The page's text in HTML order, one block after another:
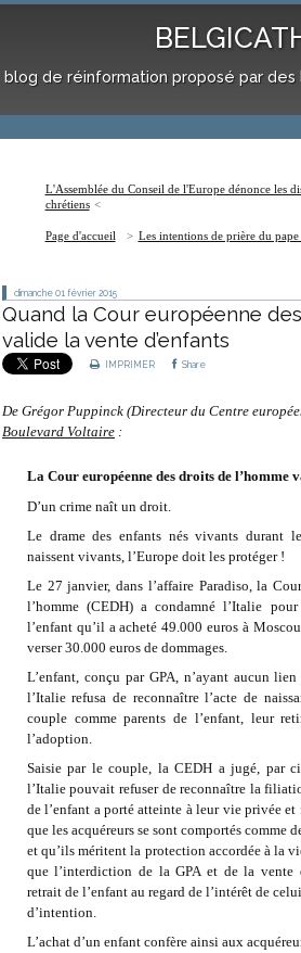
blog de réinformation proposé par
L'Assemblée du Conseil de l'Europe dénonce les
chrétiens
Page d'accueil Les intentions de prière du
dimanche 01 février 2015
Quand la Cour européenne
valide la vente d’enfants
IMPRIMER Share
De Grégor Puppinck (Directeur du Centre
Boulevard Voltaire :
La Cour européenne des droits de l’homme
D’un crime naît un droit.
Le drame des enfants nés vivants durant
naissent vivants, l’Europe doit les protéger !
Le 27 janvier, dans l’affaire Paradiso, la
l’homme (CEDH) a condamné l’Italie
l’enfant qu’il a acheté 49.000 euros à
verser 30.000 euros de dommages.
L’enfant, conçu par GPA, n’ayant aucun
l’Italie refusa de reconnaître l’acte de
couple comme parents de l’enfant, leur
l’adoption.
Saisie par le couple, la CEDH a jugé, par
l’Italie pouvait refuser de reconnaître la
de l’enfant a porté atteinte à leur vie privée
que les acquéreurs se sont comportés comme
et qu’ils méritent la protection accordée à la
que l’interdiction de la GPA et de la vente
retrait de l’enfant au regard de l’intérêt de
d’intention.
L’achat d’un enfant confère ainsi aux